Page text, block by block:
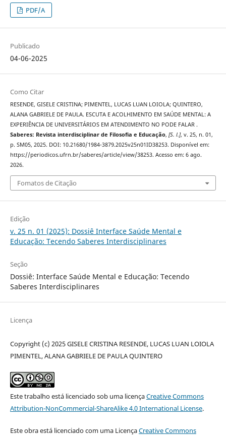
PDF/A
Publicado
04-06-2025
Como Citar
RESENDE, GISELE CRISTINA; PIMENTEL, LUCAS LUAN LOIOLA; QUINTERO,
ALANA GABRIELE DE PAULA. ESCUTA E ACOLHIMENTO EM SAÚDE MENTAL: A
EXPERIÊNCIA DE UNIVERSITÁRIOS EM ATENDIMENTO NO PODE FALAR .
Saberes: Revista interdisciplinar de Filosofia e Educação, [S. l.], v. 25, n. 01,
p. SM05, 2025. DOI: 10.21680/1984-3879.2025v25n01ID38253. Disponível em:
https://periodicos.ufrn.br/saberes/article/view/38253. Acesso em: 6 ago.
2026.
Fomatos de Citação
Edição
v. 25 n. 01 (2025): Dossiê Interface Saúde Mental e
Educação: Tecendo Saberes Interdisciplinares
Seção
Dossiê: Interface Saúde Mental e Educação: Tecendo
Saberes Interdisciplinares
Licença
Copyright (c) 2025 GISELE CRISTINA RESENDE, LUCAS LUAN LOIOLA
PIMENTEL, ALANA GABRIELE DE PAULA QUINTERO
Este trabalho está licenciado sob uma licençaCreative Commons
Attribution-NonCommercial-ShareAlike 4.0 International License.
Este obra está licenciado com uma LicençaCreative Commons